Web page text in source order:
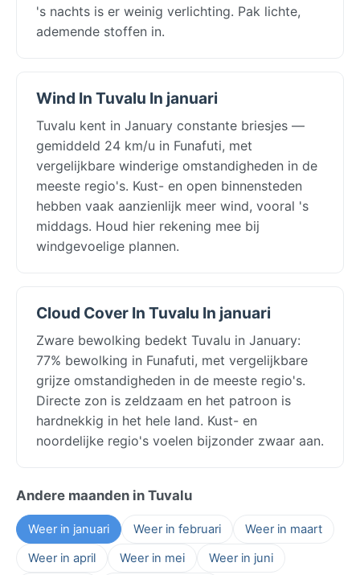
's nachts is er weinig verlichting. Pak lichte,
ademende stoffen in.
Wind In Tuvalu In januari
Tuvalu kent in January constante briesjes —
gemiddeld 24 km/u in Funafuti, met
vergelijkbare winderige omstandigheden in de
meeste regio's. Kust- en open binnensteden
hebben vaak aanzienlijk meer wind, vooral 's
middags. Houd hier rekening mee bij
windgevoelige plannen.
Cloud Cover In Tuvalu In januari
Zware bewolking bedekt Tuvalu in January:
77% bewolking in Funafuti, met vergelijkbare
grijze omstandigheden in de meeste regio's.
Directe zon is zeldzaam en het patroon is
hardnekkig in het hele land. Kust- en
noordelijke regio's voelen bijzonder zwaar aan.
Andere maanden in Tuvalu
Weer in januari Weer in februari
Weer in maart
Weer in april
Weer in mei Weer in juni